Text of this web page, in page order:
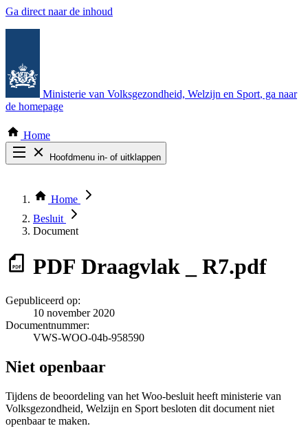
Ga direct naar de inhoud
Ministerie van Volksgezondheid, Welzijn en Sport, ga naar
de homepage
Home
Hoofdmenu in- of uitklappen
Thema COVID-19
Bekijk per bestuursorgaan
Home
Besluit
Document
PDF Draagvlak _ R7.pdf
Gepubliceerd op:
10 november 2020
Documentnummer:
VWS-WOO-04b-958590
Niet openbaar
Tijdens de beoordeling van het Woo-besluit heeft ministerie van
Volksgezondheid, Welzijn en Sport besloten dit document niet
openbaar te maken.